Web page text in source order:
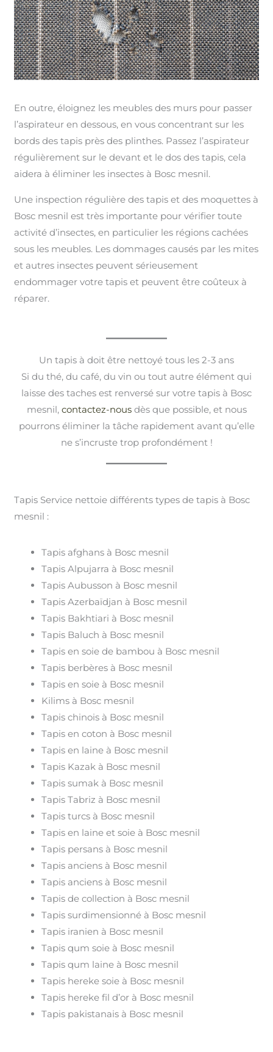
En outre, éloignez les meubles des murs pour passer
l’aspirateur en dessous, en vous concentrant sur les
bords des tapis près des plinthes. Passez l’aspirateur
régulièrement sur le devant et le dos des tapis, cela
aidera à éliminer les insectes à Bosc mesnil.
Une inspection régulière des tapis et des moquettes à
Bosc mesnil est très importante pour vérifier toute
activité d’insectes, en particulier les régions cachées
sous les meubles. Les dommages causés par les mites
et autres insectes peuvent sérieusement
endommager votre tapis et peuvent être coûteux à
réparer.
Un tapis à doit être nettoyé tous les 2-3 ans
Si du thé, du café, du vin ou tout autre élément qui
laisse des taches est renversé sur votre tapis à Bosc
mesnil, contactez-nousdès que possible, et nous
pourrons éliminer la tâche rapidement avant qu’elle
ne s’incruste trop profondément !
Tapis Service nettoie différents types de tapis à Bosc
mesnil :
Tapis afghans à Bosc mesnil
Tapis Alpujarra à Bosc mesnil
Tapis Aubusson à Bosc mesnil
Tapis Azerbaïdjan à Bosc mesnil
Tapis Bakhtiari à Bosc mesnil
Tapis Baluch à Bosc mesnil
Tapis en soie de bambou à Bosc mesnil
Tapis berbères à Bosc mesnil
Tapis en soie à Bosc mesnil
Kilims à Bosc mesnil
Tapis chinois à Bosc mesnil
Tapis en coton à Bosc mesnil
Tapis en laine à Bosc mesnil
Tapis Kazak à Bosc mesnil
Tapis sumak à Bosc mesnil
Tapis Tabriz à Bosc mesnil
Tapis turcs à Bosc mesnil
Tapis en laine et soie à Bosc mesnil
Tapis persans à Bosc mesnil
Tapis anciens à Bosc mesnil
Tapis anciens à Bosc mesnil
Tapis de collection à Bosc mesnil
Tapis surdimensionné à Bosc mesnil
Tapis iranien à Bosc mesnil
Tapis qum soie à Bosc mesnil
Tapis qum laine à Bosc mesnil
Tapis hereke soie à Bosc mesnil
Tapis hereke fil d’or à Bosc mesnil
Tapis pakistanais à Bosc mesnil